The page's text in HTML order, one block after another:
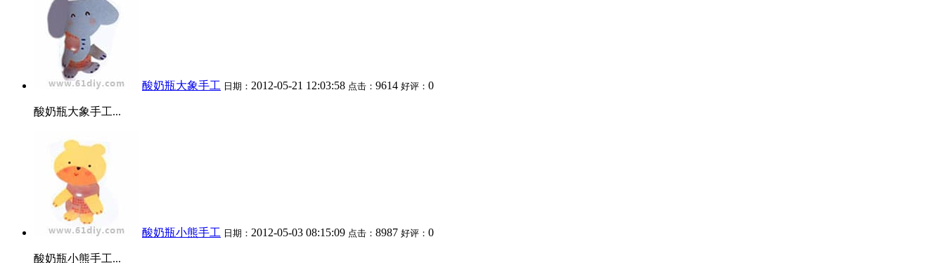
酸奶瓶大象手工 日期： 2012-05-21 12:03:58 点击： 9614 好评： 0
酸奶瓶大象手工...
酸奶瓶小熊手工 日期： 2012-05-03 08:15:09 点击： 8987 好评： 0
酸奶瓶小熊手工...